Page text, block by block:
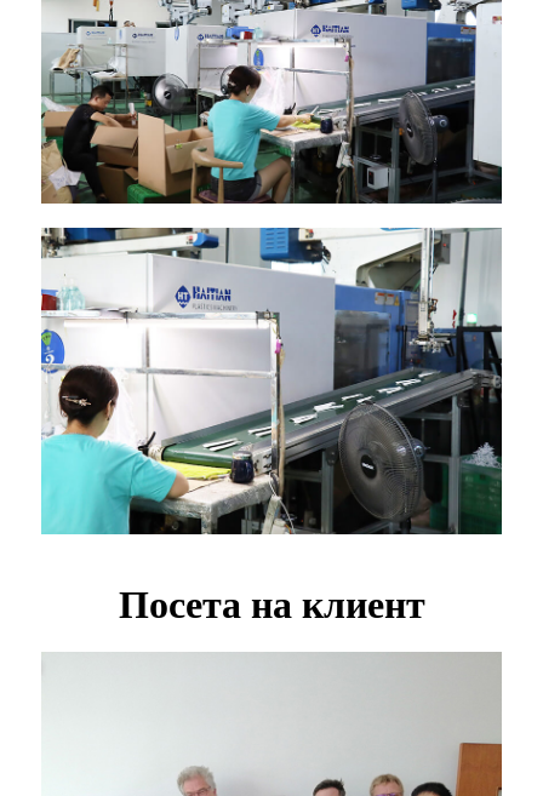
Посета на клиент